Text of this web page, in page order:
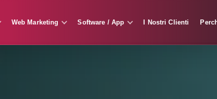
Web Marketing Software / App I Nostri Clienti